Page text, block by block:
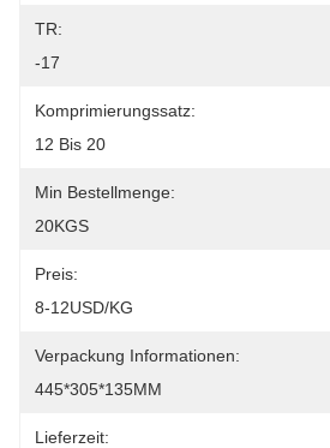
TR:
-17
Komprimierungssatz:
12 Bis 20
Min Bestellmenge:
20KGS
Preis:
8-12USD/KG
Verpackung Informationen:
445*305*135MM
Lieferzeit: